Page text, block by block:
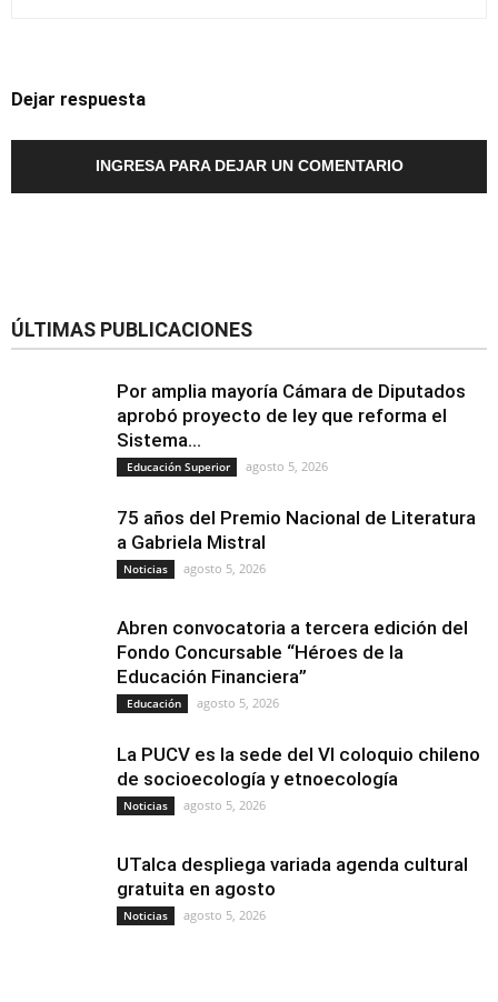
Dejar respuesta
INGRESA PARA DEJAR UN COMENTARIO
ÚLTIMAS PUBLICACIONES
Por amplia mayoría Cámara de Diputados
aprobó proyecto de ley que reforma el
Sistema...
Educación Superior agosto 5, 2026
75 años del Premio Nacional de Literatura
a Gabriela Mistral
Noticias agosto 5, 2026
Abren convocatoria a tercera edición del
Fondo Concursable “Héroes de la
Educación Financiera”
Educación agosto 5, 2026
La PUCV es la sede del VI coloquio chileno
de socioecología y etnoecología
Noticias agosto 5, 2026
UTalca despliega variada agenda cultural
gratuita en agosto
Noticias agosto 5, 2026